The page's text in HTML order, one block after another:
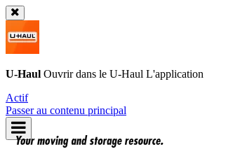
U-Haul Ouvrir dans le U-Haul L'application
Actif
Passer au contenu principal